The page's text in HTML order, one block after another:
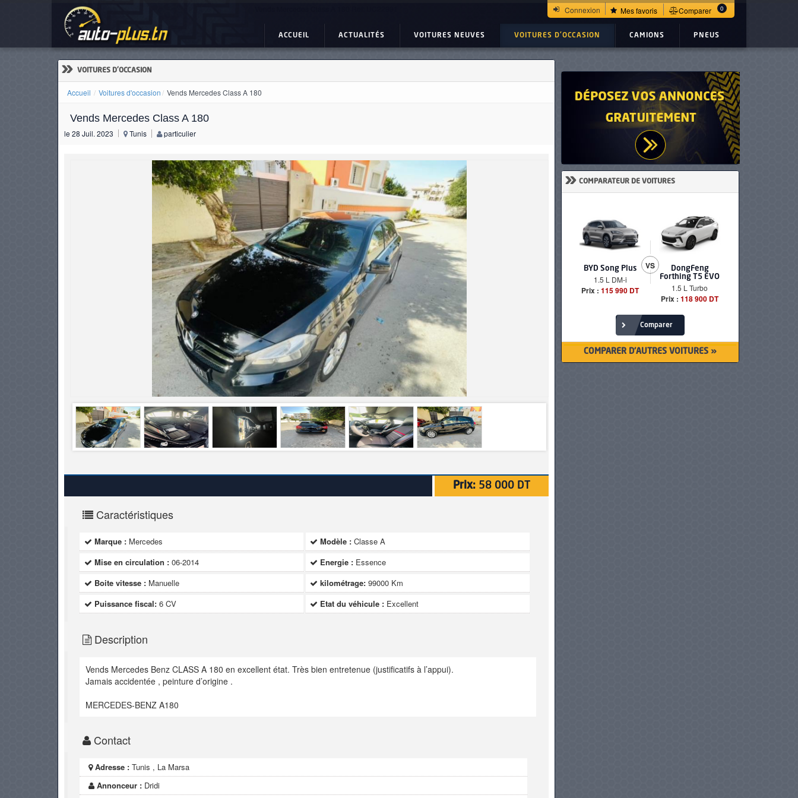
Connexion Mes favoris Comparer 0
ACCUEIL ACTUALITÉS VOITURES NEUVES VOITURES D'OCCASION CAMIONS PNEUS
» VOITURES D'OCCASION
Accueil Voitures d'occasion Vends Mercedes Class A 180
Vends Mercedes Class A 180
le 28 Juil. 2023 Tunis particulier
Prix: 58 000 DT
Caractéristiques
Marque : Mercedes Modèle : Classe A
Mise en circulation : 06-2014 Energie : Essence
Boite vitesse : Manuelle kilométrage: 99000 Km
Puissance fiscal: 6 CV Etat du véhicule : Excellent
Description
Vends Mercedes Benz CLASS A 180 en excellent état. Très bien entretenue (justificatifs à l’appui).
Jamais accidentée , peinture d’origine .
MERCEDES-BENZ A180
Contact
Adresse : Tunis , La Marsa
Annonceur : Dridi
» COMPARATEUR DE VOITURES
BYD Song Plus
1.5 L DM-i
Prix : 115 990 DT
VS
DongFeng
Forthing T5 EVO
1.5 L Turbo
Prix : 118 900 DT
Comparer
COMPARER D'AUTRES VOITURES »
ACTUALITÉS